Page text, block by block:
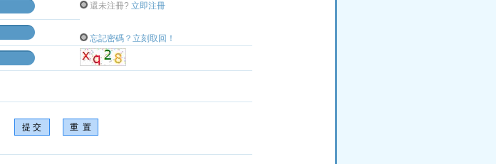
還未注冊? 立即注冊
忘記密碼？立刻取回！